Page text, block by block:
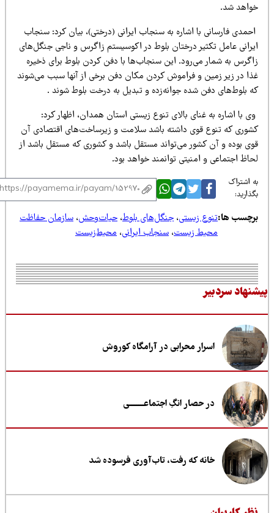
شد.
فارسانی با اشاره به سنجاب ایرانی (درختی)، بیان کرد: سنجاب
عامل تکثیر درختان بلوط در اکوسیستم زاگرس و ناجی جنگل‌های
به شمار می‌رود. این سنجاب‌ها با دفن کردن بلوط برای ذخیره
در زیر زمین و فراموش کردن مکان دفن برخی از آنها سبب می‌شوند
بلوط‌های دفن شده جوانه‌زده و تبدیل به درخت بلوط شوند .
با اشاره به غنای بالای تنوع زیستی استان همدان، اظهار کرد:
که تنوع قوی داشته باشد سلامت و زیرساخت‌های اقتصادی آن
بوده و آن کشور می‌تواند مستقل باشد و کشوری که مستقل باشد از
اجتماعی و امنیتی توانمند خواهد بود.
اشتراک
ها:تنوع زیستی،جنگل‌های بلوط،حیات‌وحش،سازمان حفاظت
محیط زیست،سنجاب ایرانی،محیط‌زیست
سردبیر
اسرار محرابی در آرامگاه کوروش
در حصار انگِ اجتماعــــــــی
خانه که رفت، تاب‌آوری فرسوده شد